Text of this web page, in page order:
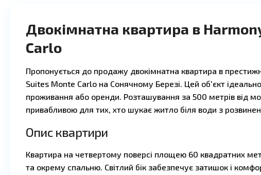
Двокімнатна квартира в
Carlo
Пропонується до продажу двокімнатна квартира в
Suites Monte Carlo на Сонячному Березі. Цей об'єкт
проживання або оренди. Розташування за 500 метрів від
привабливою для тих, хто шукає житло біля води з
Опис квартири
Квартира на четвертому поверсі площею 60 квадратних
та окрему спальню. Світлий бік забезпечує затишок і